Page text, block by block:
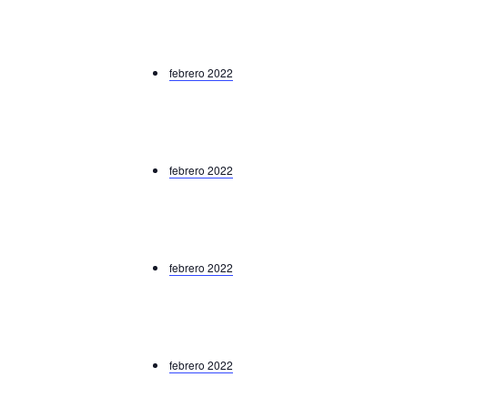
febrero 2022
febrero 2022
febrero 2022
febrero 2022